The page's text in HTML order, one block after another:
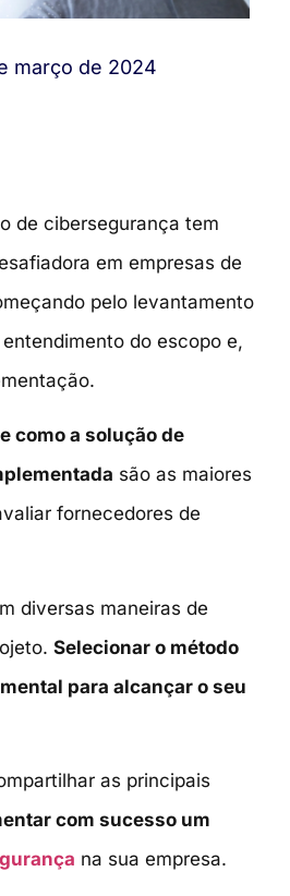
março de 2024
de cibersegurança tem
em empresas de
pelo levantamento
do escopo e,
como a solução de
são as maiores
fornecedores de
diversas maneiras de
Selecionar o método
para alcançar o seu
as principais
com sucesso um
na sua empresa.